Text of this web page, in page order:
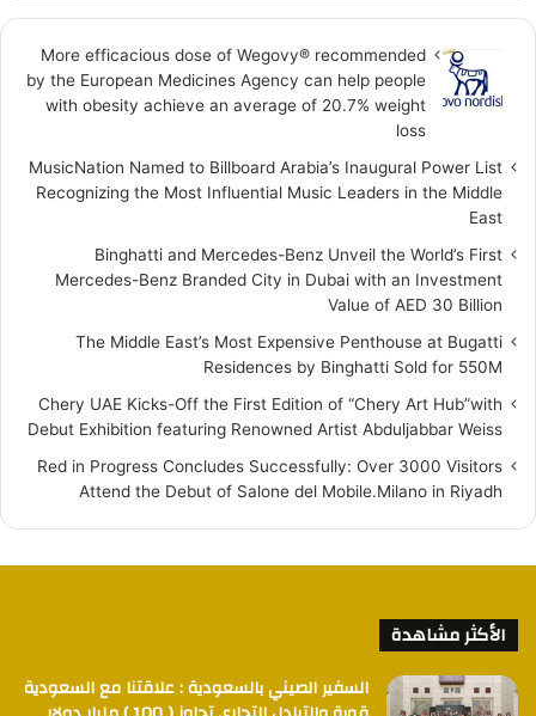
More efficacious dose of Wegovy®️ recommended
by the European Medicines Agency can help people
with obesity achieve an average of 20.7% weight
loss
MusicNation Named to Billboard Arabia’s Inaugural Power List
Recognizing the Most Influential Music Leaders in the Middle
East
Binghatti and Mercedes-Benz Unveil the World’s First
Mercedes-Benz Branded City in Dubai with an Investment
Value of AED 30 Billion
The Middle East’s Most Expensive Penthouse at Bugatti
Residences by Binghatti Sold for 550M
Chery UAE Kicks-Off the First Edition of “Chery Art Hub”with
Debut Exhibition featuring Renowned Artist Abduljabbar Weiss
Red in Progress Concludes Successfully: Over 3000 Visitors
Attend the Debut of Salone del Mobile.Milano in Riyadh
الأكثر مشاهدة
السفير الصيني بالسعودية : علاقتنا مع السعودية